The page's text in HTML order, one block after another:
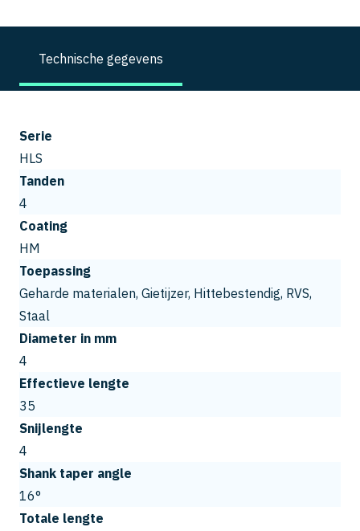
Technische gegevens
Serie
HLS
Tanden
4
Coating
HM
Toepassing
Geharde materialen, Gietijzer, Hittebestendig, RVS,
Staal
Diameter in mm
4
Effectieve lengte
35
Snijlengte
4
Shank taper angle
16°
Totale lengte